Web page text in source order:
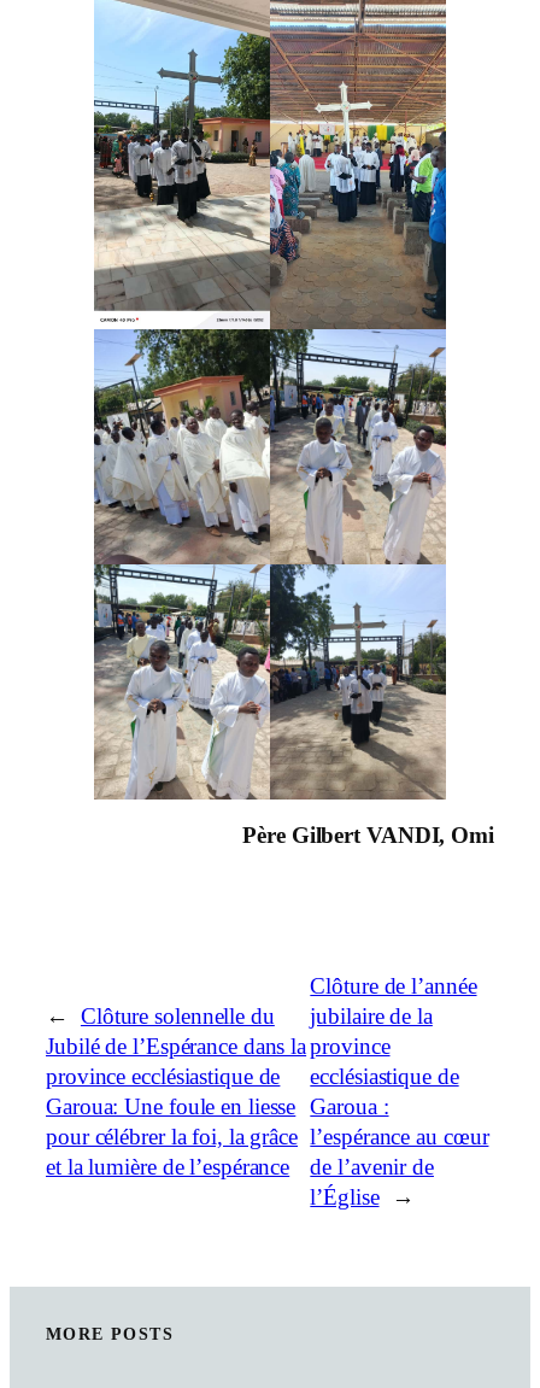
Père Gilbert VANDI, Omi
←
Clôture solennelle du
Jubilé de l’Espérance dans la
province ecclésiastique de
Garoua: Une foule en liesse
pour célébrer la foi, la grâce
et la lumière de l’espérance
Clôture de l’année
jubilaire de la
province
ecclésiastique de
Garoua :
l’espérance au cœur
de l’avenir de
l’Église
→
MORE POSTS